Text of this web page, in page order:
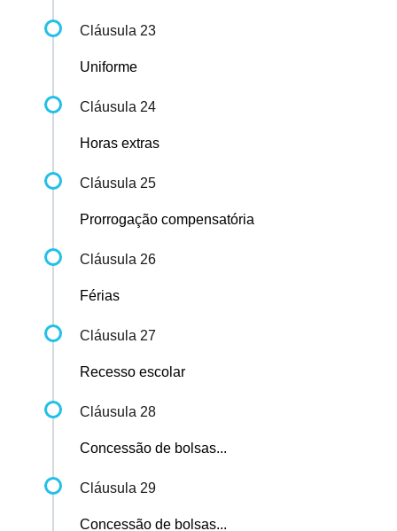
Cláusula 23
Uniforme
Cláusula 24
Horas extras
Cláusula 25
Prorrogação compensatória
Cláusula 26
Férias
Cláusula 27
Recesso escolar
Cláusula 28
Concessão de bolsas...
Cláusula 29
Concessão de bolsas...